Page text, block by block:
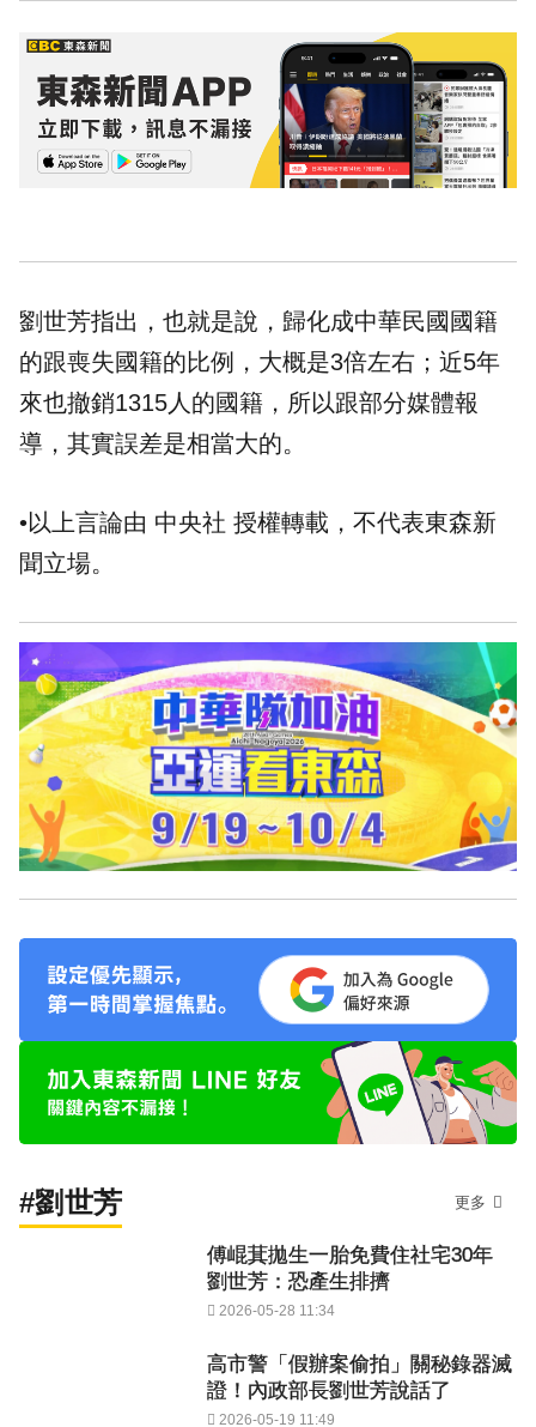
劉世芳指出，也就是說，歸化成中華民國國籍
的跟喪失國籍的比例，大概是3倍左右；近5年
來也撤銷1315人的國籍，所以跟部分媒體報
導，其實誤差是相當大的。
•以上言論由 中央社 授權轉載，不代表東森新
聞立場。
#劉世芳 更多
傅崐萁拋生一胎免費住社宅30年
劉世芳：恐產生排擠
2026-05-28 11:34
高市警「假辦案偷拍」關秘錄器滅
證！內政部長劉世芳說話了
2026-05-19 11:49